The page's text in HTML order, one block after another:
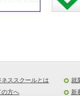
ネススクールとは
の方へ
就
新